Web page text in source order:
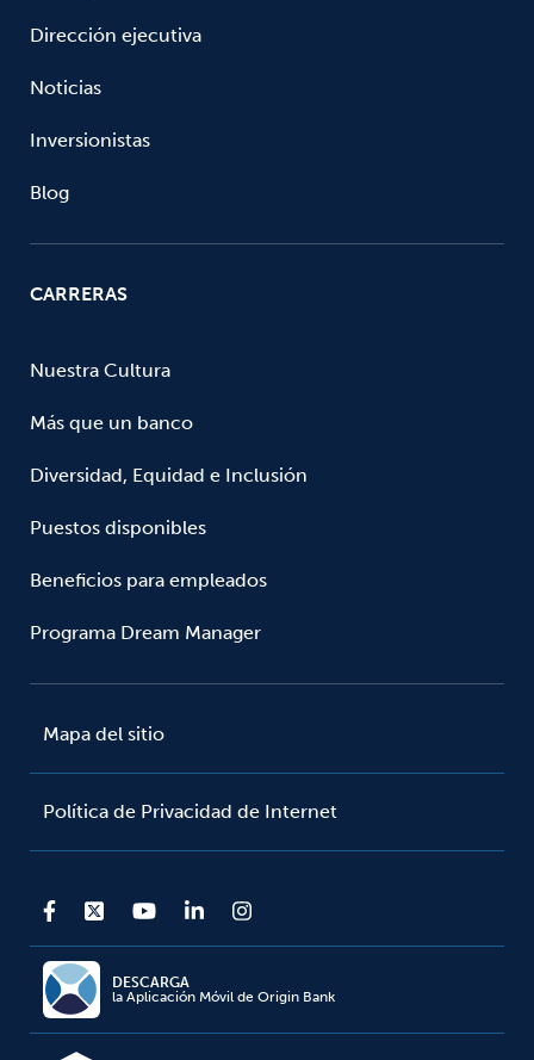
Dirección ejecutiva
Noticias
Inversionistas
Blog
CARRERAS
Nuestra Cultura
Más que un banco
Diversidad, Equidad e Inclusión
Puestos disponibles
Beneficios para empleados
Programa Dream Manager
Mapa del sitio
Política de Privacidad de Internet
DESCARGA
la Aplicación Móvil de Origin Bank